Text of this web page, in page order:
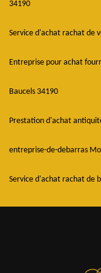
34190
Service d'achat rachat de
Entreprise pour achat
Baucels 34190
Prestation d'achat
entreprise-de-debarras
Service d'achat rachat de